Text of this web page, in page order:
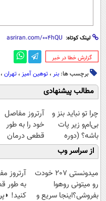
لینک کوتاه:
‌گزارش خطا در خبر
برچسب ها: بنر ، توهین آمیز ، تهران ،
مطالب پیشنهادی
چرا تو نباید بنز و
بی‌ام‌و زیر پات
باشه؟ (دوره
رایگان درآمد
میلیاردی)
آرتروز مفاصل
خود را به طور
قطعی درمان
کنید!
◗پرسش‌نامه◖
از سراسر وب
میدونستی 207 خودت
رو میتونی روهوا
بفروشی؟اینجا سریع و
آرتروز
به طور
کنید!